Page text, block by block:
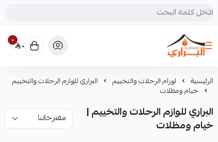
البراري للرحلات
٠ ٠
الرئيسية لوزام الرحلات والتخييم البراري للوازم الرحلات والتخييم
خيام ومظلات
البراري للوازم الرحلات والتخييم |
خيام ومظلات